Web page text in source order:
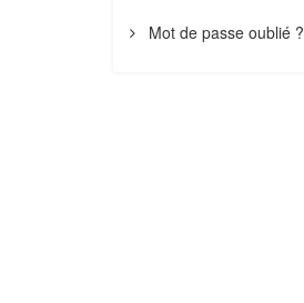
Mot de passe oublié ?